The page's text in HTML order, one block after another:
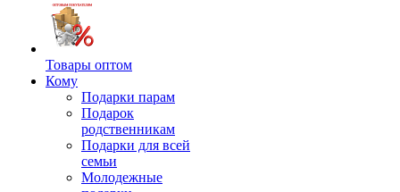
Товары оптом
Кому
Подарки парам
Подарок
родственникам
Подарки для всей
семьи
Молодежные